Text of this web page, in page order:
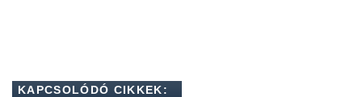
KAPCSOLÓDÓ CIKKEK: